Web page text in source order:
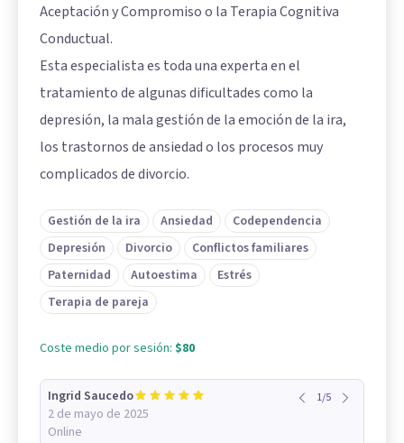
Aceptación y Compromiso o la Terapia Cognitiva
Conductual.
Esta especialista es toda una experta en el
tratamiento de algunas dificultades como la
depresión, la mala gestión de la emoción de la ira,
los trastornos de ansiedad o los procesos muy
complicados de divorcio.
Gestión de la ira Ansiedad
Codependencia
Depresión
Divorcio
Conflictos familiares
Paternidad
Autoestima
Estrés
Terapia de pareja
Coste medio por sesión: $80
Ingrid Saucedo
2 de mayo de 2025
Online
1/5